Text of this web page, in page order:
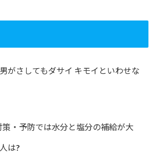
がさしてもダサイ キモイといわせな
・予防では水分と塩分の補給が大
は?